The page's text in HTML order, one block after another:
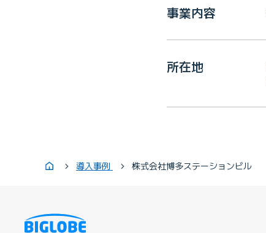
事業内容
所在地
導入事例 株式会社博多ステーションビル